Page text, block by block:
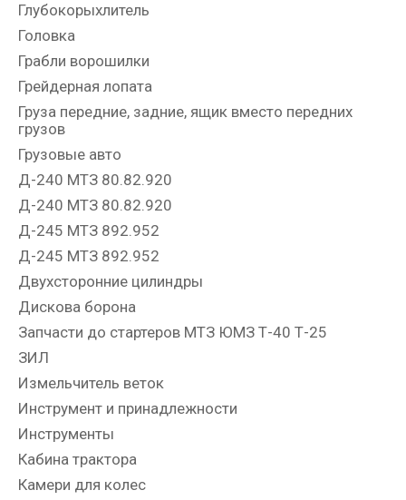
Глубокорыхлитель
Головка
Грабли ворошилки
Грейдерная лопата
Груза передние, задние, ящик вместо передних
грузов
Грузовые авто
Д-240 МТЗ 80.82.920
Д-240 МТЗ 80.82.920
Д-245 МТЗ 892.952
Д-245 МТЗ 892.952
Двухсторонние цилиндры
Дискова борона
Запчасти до стартеров МТЗ ЮМЗ Т-40 Т-25
ЗИЛ
Измельчитель веток
Инструмент и принадлежности
Инструменты
Кабина трактора
Камери для колес